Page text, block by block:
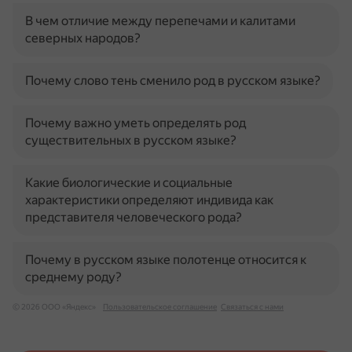
В чем отличие между перепечами и калитами
северных народов?
Почему слово тень сменило род в русском языке?
Почему важно уметь определять род
существительных в русском языке?
Какие биологические и социальные
характеристики определяют индивида как
представителя человеческого рода?
Почему в русском языке полотенце относится к
среднему роду?
© 2026 ООО «Яндекс» Пользовательское соглашение Связаться с нами